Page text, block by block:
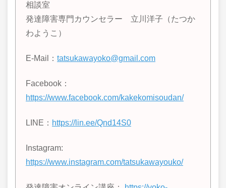
相談室
発達障害専門カウンセラー 立川洋子（たつか
わようこ）
E-Mail： tatsukawayoko@gmail.com
Facebook：
https://www.facebook.com/kakekomisoudan/
LINE ： https://lin.ee/Qnd14S0
Instagram:
https://www.instagram.com/tatsukawayouko/